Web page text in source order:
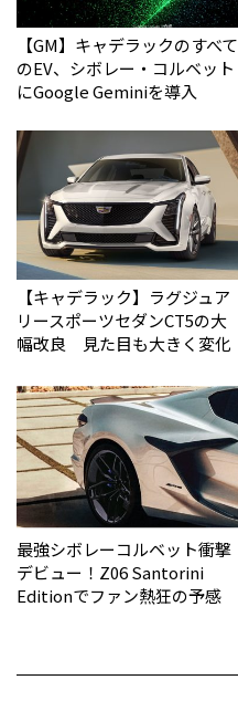
【GM】キャデラックのすべて
のEV、シボレー・コルベット
にGoogle Geminiを導入
【キャデラック】ラグジュア
リースポーツセダンCT5の大
幅改良 見た目も大きく変化
最強シボレーコルベット衝撃
デビュー！Z06 Santorini
Editionでファン熱狂の予感